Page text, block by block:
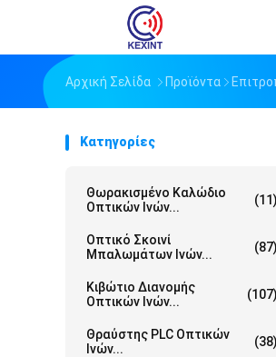
Αρχική Σελίδα Προϊόντα
Κατηγορίες
Θωρακισμένο Καλώδιο
Οπτικών Ινών...
(11)
Οπτικό Σκοινί
Μπαλωμάτων Ινών...
(87)
Κιβώτιο Διανομής
Οπτικών Ινών...
(107)
Θραύστης PLC Οπτικών
Ινών...
(38)